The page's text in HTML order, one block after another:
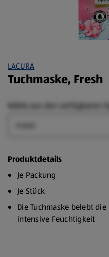
LACURA
Tuchmaske, Fresh
Wähle aus den verfügbaren
Produktdetails
Je Packung
Je Stück
Die Tuchmaske belebt
intensive Feuchtigkeit